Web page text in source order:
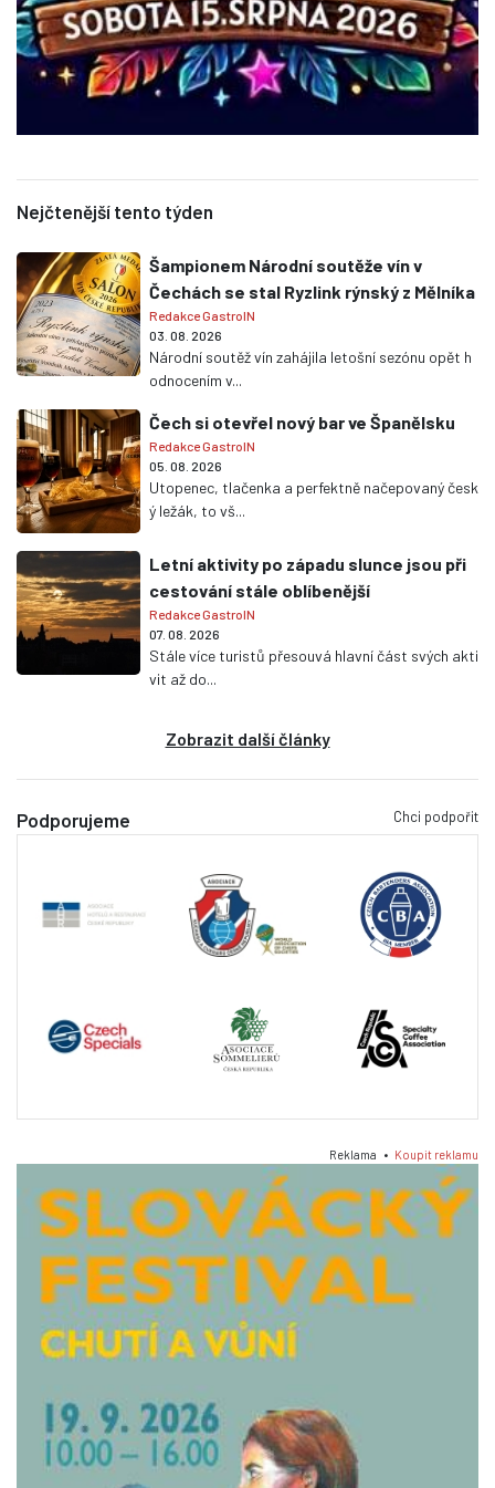
Nejčtenější tento týden
Šampionem Národní soutěže vín v
Čechách se stal Ryzlink rýnský z Mělníka
Redakce GastroIN
03. 08. 2026
Národní soutěž vín zahájila letošní sezónu opět h
odnocením v...
Čech si otevřel nový bar ve Španělsku
Redakce GastroIN
05. 08. 2026
Utopenec, tlačenka a perfektně načepovaný česk
ý ležák, to vš...
Letní aktivity po západu slunce jsou při
cestování stále oblíbenější
Redakce GastroIN
07. 08. 2026
Stále více turistů přesouvá hlavní část svých akti
vit až do...
Zobrazit další články
Podporujeme Chci podpořit
Reklama • Koupit reklamu